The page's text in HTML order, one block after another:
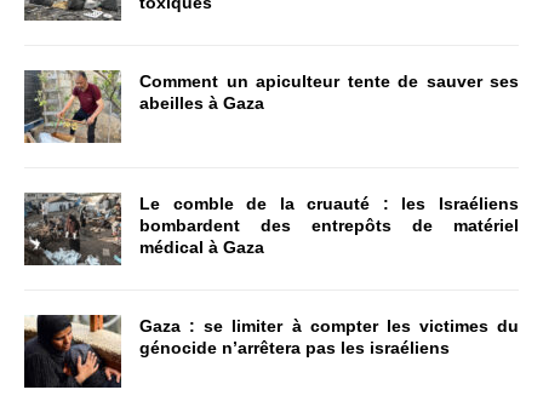
Comment un apiculteur tente de sauver ses
abeilles à Gaza
Le comble de la cruauté : les Israéliens
bombardent des entrepôts de matériel
médical à Gaza
Gaza : se limiter à compter les victimes du
génocide n’arrêtera pas les israéliens